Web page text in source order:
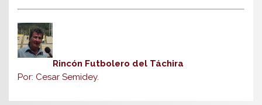
Rincón Futbolero del Táchira
Por: Cesar Semidey.